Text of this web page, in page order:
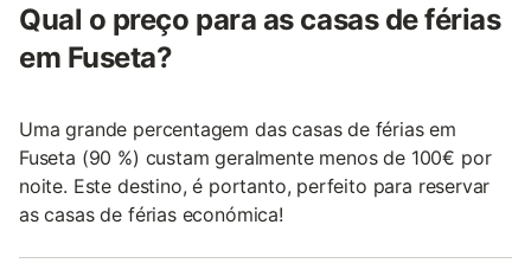
Qual o preço para as casas de férias
em Fuseta?
Uma grande percentagem das casas de férias em
Fuseta (90 %) custam geralmente menos de 100€ por
noite. Este destino, é portanto, perfeito para reservar
as casas de férias económica!